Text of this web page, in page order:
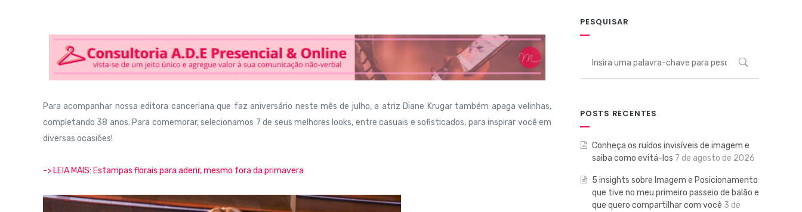
Para acompanhar nossa editora canceriana que faz aniversário neste mês de julho, a atriz Diane Krugar também apaga velinhas,
completando 38 anos. Para comemorar, selecionamos 7 de seus melhores looks, entre casuais e sofisticados, para inspirar você em
diversas ocasiões!
-> LEIA MAIS: Estampas florais para aderir, mesmo fora da primavera
PESQUISAR
POSTS RECENTES
Conheça os ruídos invisíveis de imagem e
saiba como evitá-los 7 de agosto de 2026
5 insights sobre Imagem e Posicionamento
que tive no meu primeiro passeio de balão e
que quero compartilhar com você 3 de